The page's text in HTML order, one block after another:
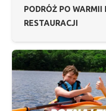
PODRÓŻ PO
RESTAURACJI